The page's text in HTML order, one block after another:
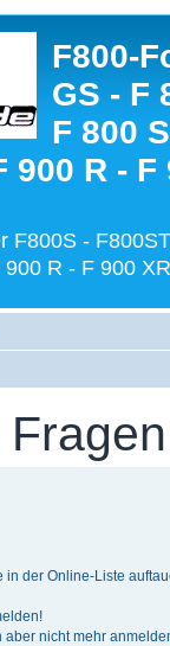
F800-
GS - F
F 800
900 R - F
F800S -
R - F 900
in der Online-Liste
aber nicht mehr